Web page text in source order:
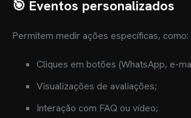
🎯 Eventos personalizados
Permitem medir ações específicas, como:
Cliques em botões (WhatsApp, e-
Visualizações de avaliações;
Interação com FAQ ou vídeo;